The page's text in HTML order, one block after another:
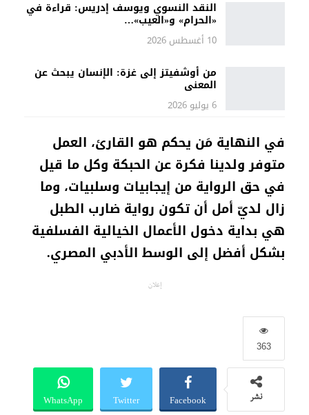
النقد النسوي ويوسف إدريس: قراءة في
«الحرام» و«العيب»…
10 أغسطس 2026
من أوشفيتز إلى غزة: الإنسان يبحث عن
المعنى
6 يوليو 2026
في النهاية مَن يحكم هو القارئ، العمل
متوفر ولدينا فكرة عن الحبكة وكل ما قيل
في حق الرواية من إيجابيات وسلبيات، وما
زال لديّ أمل أن تكون رواية ضارب الطبل
هي بداية دخول الأعمال الخيالية الفسلفية
بشكل أفضل إلى الوسط الأدبي المصري.
إعلان
363
نشر Facebook
Twitter
WhatsApp